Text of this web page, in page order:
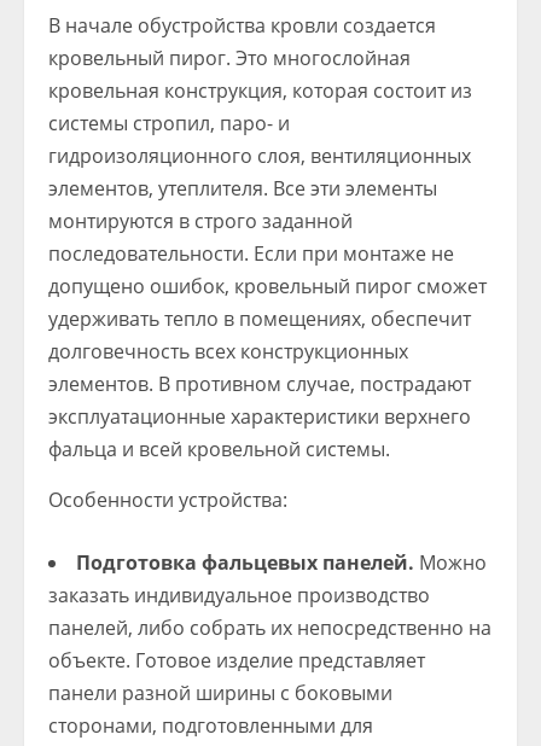
В начале обустройства кровли создается
кровельный пирог. Это многослойная
кровельная конструкция, которая состоит из
системы стропил, паро- и
гидроизоляционного слоя, вентиляционных
элементов, утеплителя. Все эти элементы
монтируются в строго заданной
последовательности. Если при монтаже не
допущено ошибок, кровельный пирог сможет
удерживать тепло в помещениях, обеспечит
долговечность всех конструкционных
элементов. В противном случае, пострадают
эксплуатационные характеристики верхнего
фальца и всей кровельной системы.
Особенности устройства:
Подготовка фальцевых панелей. Можно
заказать индивидуальное производство
панелей, либо собрать их непосредственно на
объекте. Готовое изделие представляет
панели разной ширины с боковыми
сторонами, подготовленными для